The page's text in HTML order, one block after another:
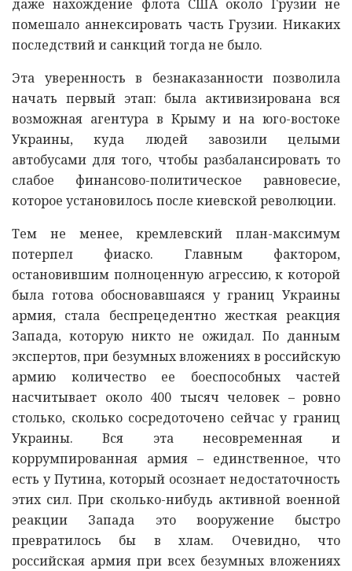
даже нахождение флота США около Грузии не
помешало аннексировать часть Грузии. Никаких
последствий и санкций тогда не было.
Эта уверенность в безнаказанности позволила
начать первый этап: была активизирована вся
возможная агентура в Крыму и на юго-востоке
Украины, куда людей завозили целыми
автобусами для того, чтобы разбалансировать то
слабое финансово-политическое равновесие,
которое установилось после киевской революции.
Тем не менее, кремлевский план-максимум
потерпел фиаско. Главным фактором,
остановившим полноценную агрессию, к которой
была готова обосновавшаяся у границ Украины
армия, стала беспрецедентно жесткая реакция
Запада, которую никто не ожидал. По данным
экспертов, при безумных вложениях в российскую
армию количество ее боеспособных частей
насчитывает около 400 тысяч человек – ровно
столько, сколько сосредоточено сейчас у границ
Украины. Вся эта несовременная и
коррумпированная армия – единственное, что
есть у Путина, который осознает недостаточность
этих сил. При сколько-нибудь активной военной
реакции Запада это вооружение быстро
превратилось бы в хлам. Очевидно, что
российская армия при всех безумных вложениях